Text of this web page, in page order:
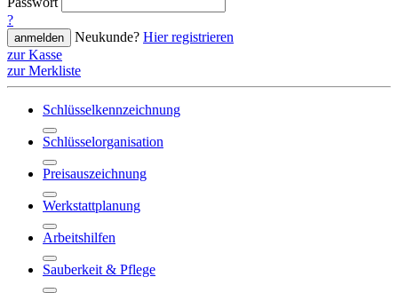
?
anmelden Neukunde? Hier registrieren
zur Kasse
zur Merkliste
Schlüsselkennzeichnung
Schlüsselorganisation
Preisauszeichnung
Werkstattplanung
Arbeitshilfen
Sauberkeit & Pflege